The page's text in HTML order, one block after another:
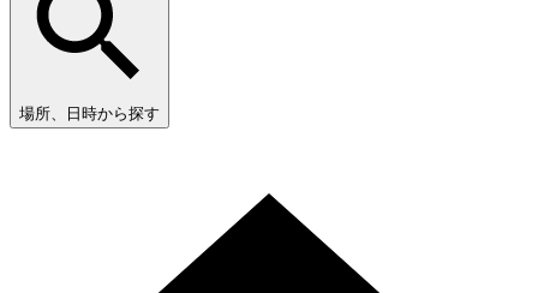
場所、日時から探す